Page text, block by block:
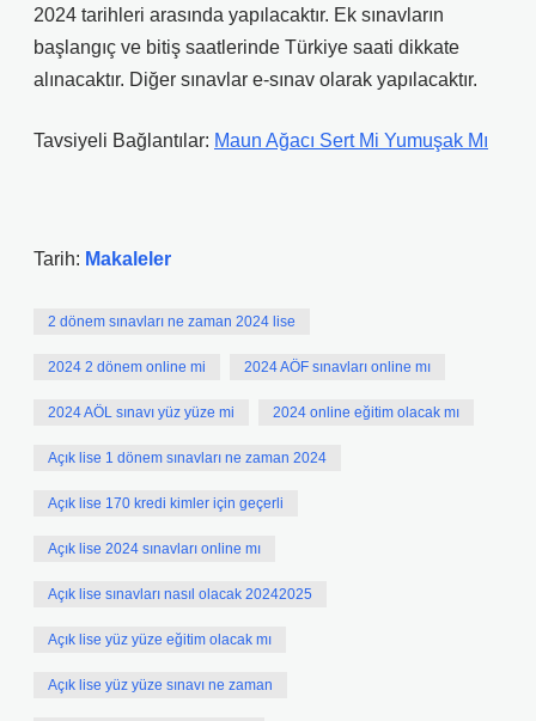
2024 tarihleri ​​arasında yapılacaktır. Ek sınavların
başlangıç ​​ve bitiş saatlerinde Türkiye saati dikkate
alınacaktır. Diğer sınavlar e-sınav olarak yapılacaktır.
Tavsiyeli Bağlantılar: Maun Ağacı Sert Mi Yumuşak Mı
Tarih: Makaleler
2 dönem sınavları ne zaman 2024 lise
2024 2 dönem online mi 2024 AÖF sınavları online mı
2024 AÖL sınavı yüz yüze mi 2024 online eğitim olacak mı
Açık lise 1 dönem sınavları ne zaman 2024
Açık lise 170 kredi kimler için geçerli
Açık lise 2024 sınavları online mı
Açık lise sınavları nasıl olacak 20242025
Açık lise yüz yüze eğitim olacak mı
Açık lise yüz yüze sınavı ne zaman